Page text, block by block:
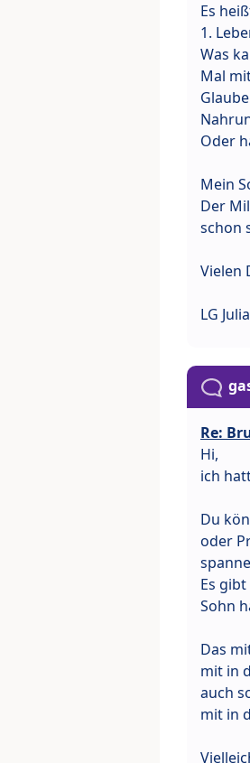
Es
1.
Was
Mal
Oder
Mein
Der
schon
Vielen
LG Julia
Re:
Hi,
ich
Du
oder
Es
Sohn
Das
mit in
auch
mit in